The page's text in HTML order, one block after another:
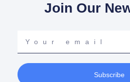
Join Our
email
Subscribe